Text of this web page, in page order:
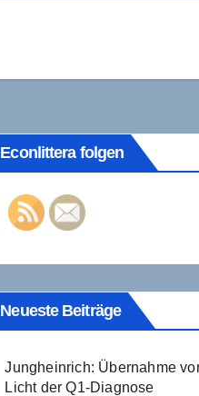
Econlittera folgen
Neueste Beiträge
Jungheinrich: Übernahme
Licht der Q1-Diagnose